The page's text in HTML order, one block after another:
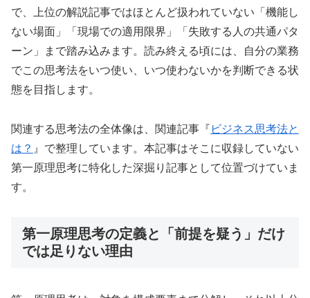
で、上位の解説記事ではほとんど扱われていない「機能し
ない場面」「現場での適用限界」「失敗する人の共通パタ
ーン」まで踏み込みます。読み終える頃には、自分の業務
でこの思考法をいつ使い、いつ使わないかを判断できる状
態を目指します。
関連する思考法の全体像は、関連記事『 ビジネス思考法と
は？ 』で整理しています。本記事はそこに収録していない
第一原理思考に特化した深掘り記事として位置づけていま
す。
第一原理思考の定義と「前提を疑う」だけ
では足りない理由